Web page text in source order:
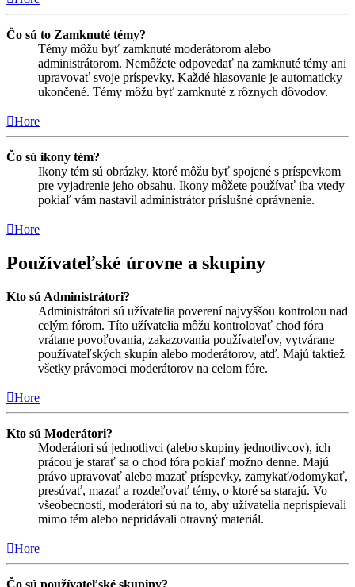
Čo sú to Zamknuté témy?
Témy môžu byť zamknuté moderátorom alebo
administrátorom. Nemôžete odpovedať na zamknuté témy ani
upravovať svoje príspevky. Každé hlasovanie je automaticky
ukončené. Témy môžu byť zamknuté z rôznych dôvodov.
Hore
Čo sú ikony tém?
Ikony tém sú obrázky, ktoré môžu byť spojené s príspevkom
pre vyjadrenie jeho obsahu. Ikony môžete používať iba vtedy
pokiaľ vám nastavil administrátor príslušné oprávnenie.
Hore
Používateľské úrovne a skupiny
Kto sú Administrátori?
Administrátori sú užívatelia poverení najvyššou kontrolou nad
celým fórom. Títo užívatelia môžu kontrolovať chod fóra
vrátane povoľovania, zakazovania používateľov, vytvárane
používateľských skupín alebo moderátorov, atď. Majú taktiež
všetky právomoci moderátorov na celom fóre.
Hore
Kto sú Moderátori?
Moderátori sú jednotlivci (alebo skupiny jednotlivcov), ich
prácou je starať sa o chod fóra pokiaľ možno denne. Majú
právo upravovať alebo mazať príspevky, zamykať/odomykať,
presúvať, mazať a rozdeľovať témy, o ktoré sa starajú. Vo
všeobecnosti, moderátori sú na to, aby užívatelia neprispievali
mimo tém alebo nepridávali otravný materiál.
Hore